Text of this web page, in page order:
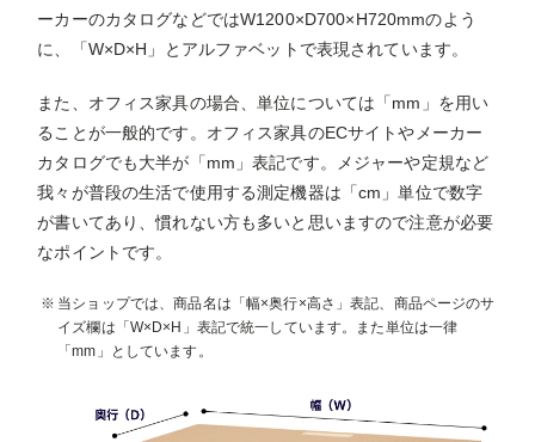
ーカーのカタログなどではW1200×D700×H720mmのよう
に、「W×D×H」とアルファベットで表現されています。
また、オフィス家具の場合、単位については「mm」を用い
ることが一般的です。オフィス家具のECサイトやメーカー
カタログでも大半が「mm」表記です。メジャーや定規など
我々が普段の生活で使用する測定機器は「cm」単位で数字
が書いてあり、慣れない方も多いと思いますので注意が必要
なポイントです。
当ショップでは、商品名は「幅×奥行×高さ」表記、商品ページのサ
イズ欄は「W×D×H」表記で統一しています。また単位は一律
「mm」としています。